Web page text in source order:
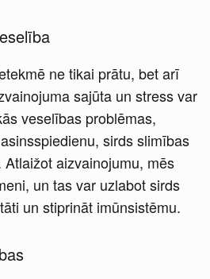
ne tikai prātu, bet arī
sajūta un stress var
veselības problēmas,
sirds slimības
aizvainojumu, mēs
un tas var uzlabot sirds
un stiprināt imūnsistēmu.